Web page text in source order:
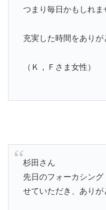
つまり毎日かもしれま
充実した時間をありが
（Ｋ，Ｆさま女性）
杉田さん
先日のフォーカシン
せていただき、ありが